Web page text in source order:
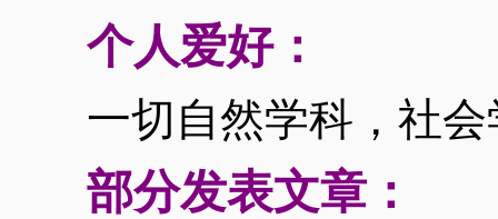
个人爱好：
一切自然学科，社
部分发表文章：